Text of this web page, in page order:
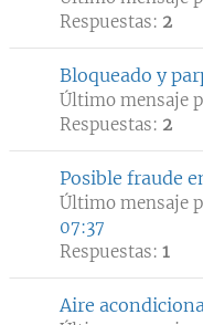
Respuestas: 2
Bloqueado y
Último mensaje
Respuestas: 2
Posible fraude
Último mensaje
07:37
Respuestas: 1
Aire